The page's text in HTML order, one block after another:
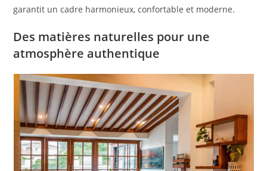
garantit un cadre harmonieux, confortable et moderne.
Des matières naturelles pour une
atmosphère authentique